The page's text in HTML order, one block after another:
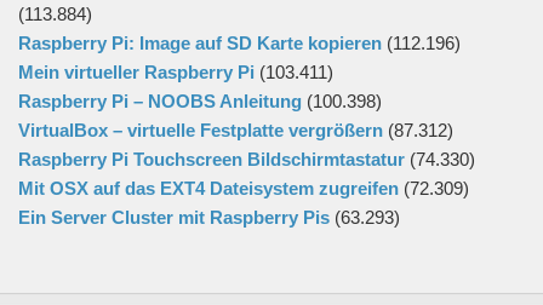
(113.884)
Raspberry Pi: Image auf SD Karte kopieren (112.196)
Mein virtueller Raspberry Pi (103.411)
Raspberry Pi – NOOBS Anleitung (100.398)
VirtualBox – virtuelle Festplatte vergrößern (87.312)
Raspberry Pi Touchscreen Bildschirmtastatur (74.330)
Mit OSX auf das EXT4 Dateisystem zugreifen (72.309)
Ein Server Cluster mit Raspberry Pis (63.293)